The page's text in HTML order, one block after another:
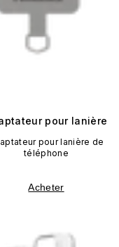
pour lanière
pour lanière de
téléphone
Acheter